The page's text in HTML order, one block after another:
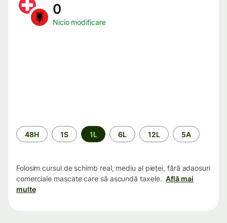
0
Nicio modificare
Perioada
48H 1S 1L 6L 12L 5A
Folosim cursul de schimb real, mediu al pieței, fără adaosuri
comerciale mascate care să ascundă taxele. Află mai
multe